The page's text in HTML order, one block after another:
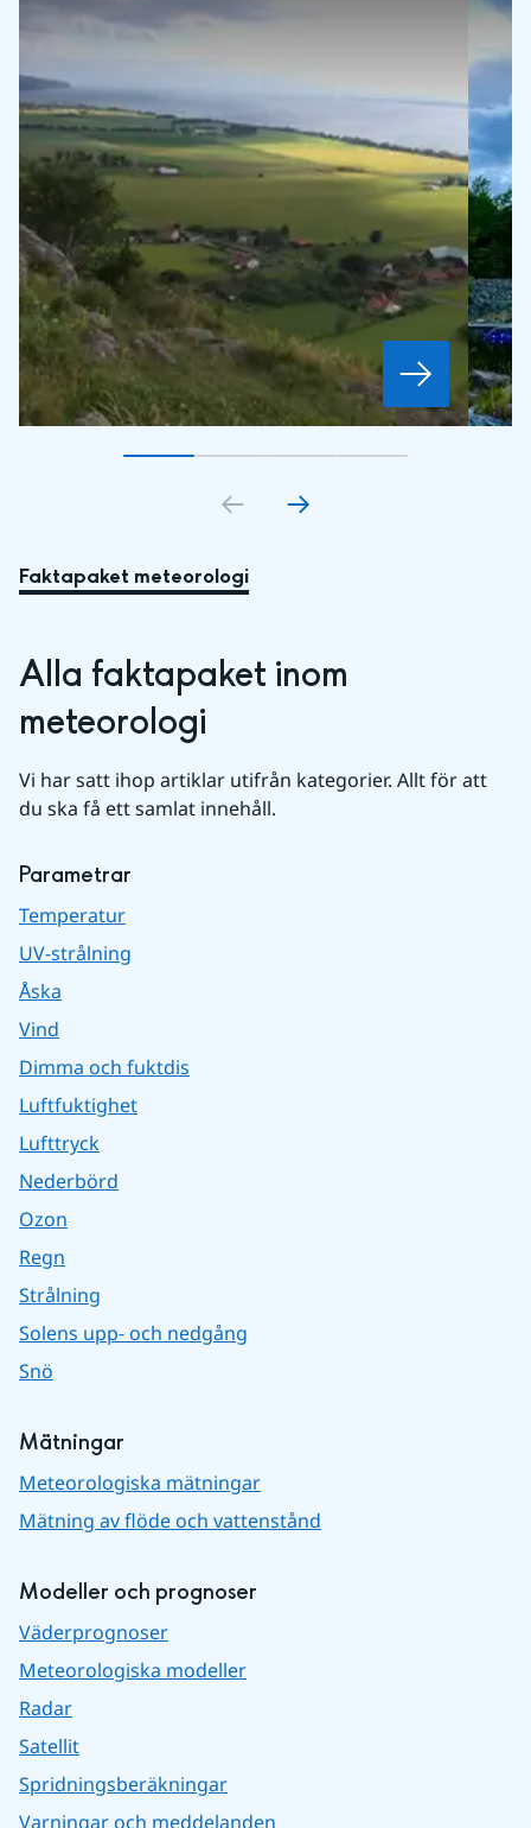
Gå till bildkort1
Gå till bildkort2
Gå till bildkort3
Gå till bildkort
Faktapaket meteorologi
Alla faktapaket inom
meteorologi
Vi har satt ihop artiklar utifrån kategorier. Allt för att
du ska få ett samlat innehåll.
Parametrar
Temperatur
UV-strålning
Åska
Vind
Dimma och fuktdis
Luftfuktighet
Lufttryck
Nederbörd
Ozon
Regn
Strålning
Solens upp- och nedgång
Snö
Mätningar
Meteorologiska mätningar
Mätning av flöde och vattenstånd
Modeller och prognoser
Väderprognoser
Meteorologiska modeller
Radar
Satellit
Spridningsberäkningar
Varningar och meddelanden